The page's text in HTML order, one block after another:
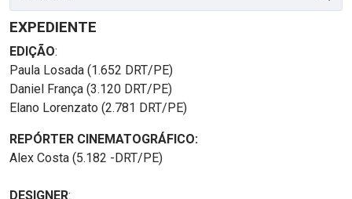
EXPEDIENTE
EDIÇÃO:
Paula Losada (1.652 DRT/PE)
Daniel França (3.120 DRT/PE)
Elano Lorenzato (2.781 DRT/PE)
REPÓRTER CINEMATOGRÁFICO:
Alex Costa (5.182 -DRT/PE)
DESIGNER: